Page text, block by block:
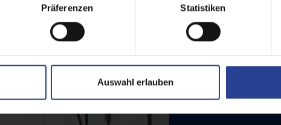
Präferenzen Statistiken
Auswahl erlauben